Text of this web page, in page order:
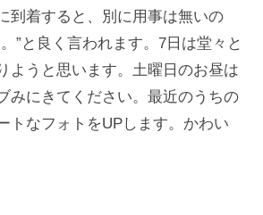
到着すると、別に用事は無いの
”と良く言われます。7日は堂々と
ようと思います。土曜日のお昼は
みにきてください。最近のうちの
トなフォトをUPします。かわい